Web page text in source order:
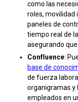
como las
roles, movilidad
paneles de
tiempo real de
asegurando
Confluence:
base de
de fuerza
organigramas y
empleados en